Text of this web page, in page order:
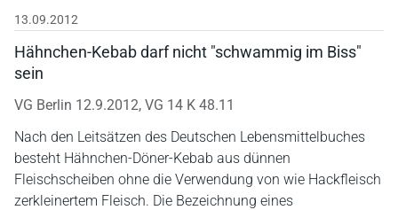
13.09.2012
Hähnchen-Kebab darf nicht "schwammig im Biss"
sein
VG Berlin 12.9.2012, VG 14 K 48.11
Nach den Leitsätzen des Deutschen Lebensmittelbuches
besteht Hähnchen-Döner-Kebab aus dünnen
Fleischscheiben ohne die Verwendung von wie Hackfleisch
zerkleinertem Fleisch. Die Bezeichnung eines